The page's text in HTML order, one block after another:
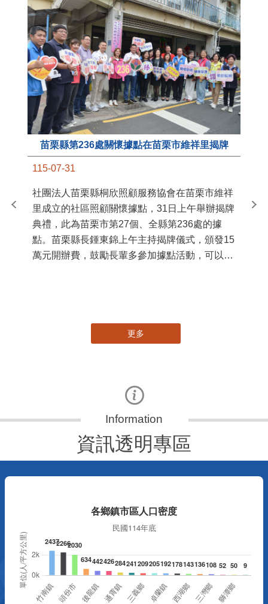
苗栗縣第236處關懷據點在苗栗市維祥里揭牌
115-07-31
社團法人苗栗縣桐欣照顧服務協會在苗栗市維祥
里成立的社區照顧關懷據點，31日上午舉辦揭牌
典禮，此為苗栗市第27個、全縣第236處的據
點。苗栗縣長鍾東錦上午主持揭牌儀式，頒發15
萬元開辦費，鼓勵長輩多參加據點活動，可以更
苗
更多
資訊透明專區